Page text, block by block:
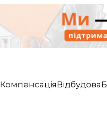
КомпенсаціяВідбудова